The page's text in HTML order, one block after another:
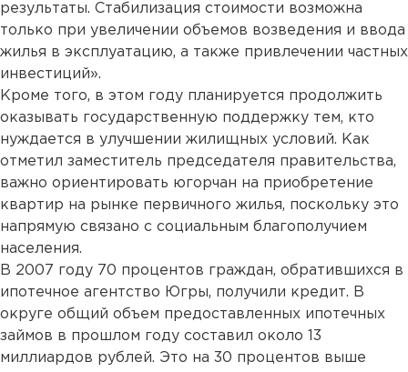
результаты. Стабилизация стоимости возможна
только при увеличении объемов возведения и ввода
жилья в эксплуатацию, а также привлечении частных
инвестиций».
Кроме того, в этом году планируется продолжить
оказывать государственную поддержку тем, кто
нуждается в улучшении жилищных условий. Как
отметил заместитель председателя правительства,
важно ориентировать югорчан на приобретение
квартир на рынке первичного жилья, поскольку это
напрямую связано с социальным благополучием
населения.
В 2007 году 70 процентов граждан, обратившихся в
ипотечное агентство Югры, получили кредит. В
округе общий объем предоставленных ипотечных
займов в прошлом году составил около 13
миллиардов рублей. Это на 30 процентов выше